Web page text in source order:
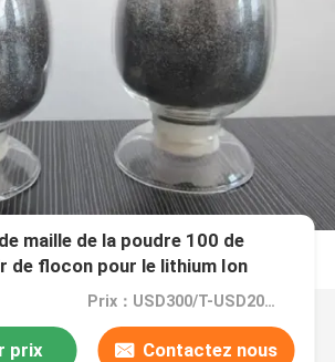
maille de la poudre 100 de
de flocon pour le lithium Ion
Prix：USD300/T-USD2000/T
prix Contactez nous